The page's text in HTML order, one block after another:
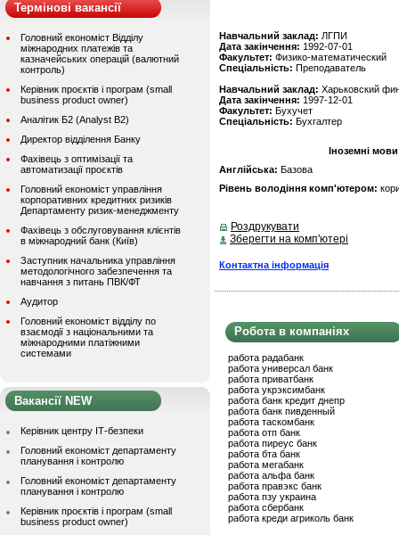
Термінові вакансії
Головний економіст Відділу
міжнародних платежів та
казначейських операцій (валютний
контроль)
Керівник проєктів і програм (small
business product owner)
Аналітик Б2 (Analyst B2)
Директор відділення Банку
Фахівець з оптимізації та
автоматизації проєктів
Головний економіст управління
корпоративних кредитних ризиків
Департаменту ризик-менеджменту
Фахівець з обслуговування клієнтів
в міжнародний банк (Київ)
Заступник начальника управління
методологічного забезпечення та
навчання з питань ПВК/ФТ
Аудитор
Головний економіст відділу по
взаємодії з національними та
міжнародними платіжними
системами
Вакансії NEW
Керівник центру ІТ-безпеки
Головний економіст департаменту
планування і контролю
Головний економіст департаменту
планування і контролю
Керівник проєктів і програм (small
business product owner)
Навчальний заклад: ЛГПИ
Дата закінчення: 1992-07-01
Факультет: Физико-математический
Спеціальність: Преподаватель
Навчальний заклад: Харьковский
Дата закінчення: 1997-12-01
Факультет: Бухучет
Спеціальність: Бухгалтер
Іноземні
Англійська: Базова
Рівень володіння комп'ютером:
Роздрукувати
Зберегти на комп'ютері
Контактна інформація
Робота в компаніях
работа радабанк
работа универсал банк
работа приватбанк
работа укрэксимбанк
работа банк кредит днепр
работа банк пивденный
работа таскомбанк
работа отп банк
работа пиреус банк
работа бта банк
работа мегабанк
работа альфа банк
работа правэкс банк
работа пзу украина
работа сбербанк
работа креди агриколь банк